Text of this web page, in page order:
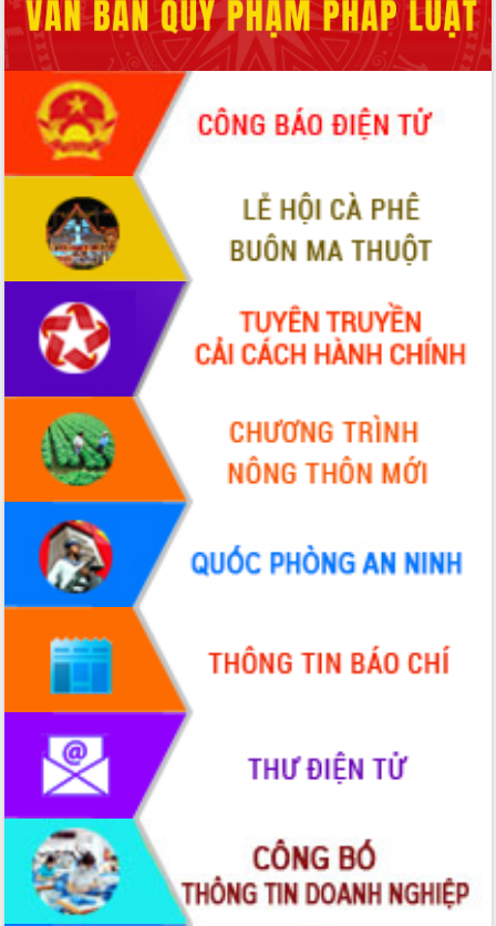
Ngành cá ngừ Đắk Lắk chủ động thích
ứng để giữ vững thị trường xuất khẩu
Diễn đàn Kinh tế tư nhân Việt Nam đột
phá cơ chế - Hợp tác công tư
Đề án 06 tạo bước ngoặt đột phá trong
cải cách hành chính tỉnh Đắk Lắk
Kết nối tour, đẩy mạnh chuyển đổi số
để phát triển du lịch Đắk Lắk
Khởi động Dự án Đầu tư xây dựng hạ
tầng kỹ thuật Cụm công nghiệp Tân
Gặp mặt các cơ quan báo chí nhân Kỷ
niệm 101 năm Ngày Báo chí Cách
mạng Việt Nam
Đắk Lắk sơ kết 4 năm triển khai thực
hiện Đề án 06 của Chính phủ
Họp báo thông tin về Hội nghị Công bố
Quy hoạch và Xúc tiến đầu tư tỉnh Đắk
Khơi thông điểm nghẽn, đẩy nhanh
giải ngân vốn khắc phục thiên tai
HĐND tỉnh thông qua điều chỉnh Quy
hoạch tỉnh thời kỳ 2021-2030
Hội thảo góp ý hồ sơ điều chỉnh quy
hoạch tỉnh Đắk Lắk thời kỳ 2021-2030,
tầm nhìn đến năm 2050
Nâng cao hiệu quả hoạt động của các
doanh nghiệp nhà nước
Hội nghị triển khai kết nối mạng
truyền số liệu chuyên dùng phục vụ cơ
quan Đảng, Nhà nước
Lễ phát động chuỗi hoạt động chung
tay làm sạch môi trường
Xã Ea Kar bước chuyển mình trong
công tác cải cách hành chính mô hình
mới
UBND tỉnh họp báo định kỳ tháng 4
năm 2026